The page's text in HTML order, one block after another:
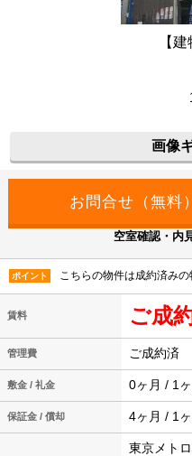
【
画像
空室確認・内
ポイント こちらの物件は成約済み
賃料 ご成
管理費 ご成約済
敷金 / 礼金 0ヶ月 / 1ヶ
保証金 / 償却 4ヶ月 / 1ヶ
東京メト